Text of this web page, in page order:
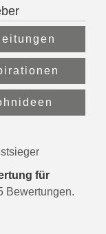
für
Bewertungen.